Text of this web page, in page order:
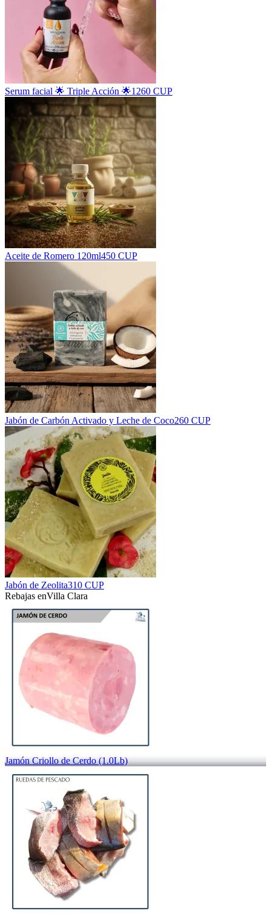
Serum facial 🌟 Triple Acción 🌟1260 CUP
Aceite de Romero 120ml450 CUP
Jabón de Carbón Activado y Leche de Coco260 CUP
Jabón de Zeolita310 CUP
Rebajas enVilla Clara
Jamón Criollo de Cerdo (1.0Lb)